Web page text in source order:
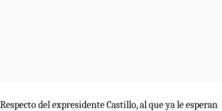
Respecto del expresidente Castillo, al que ya le esperan